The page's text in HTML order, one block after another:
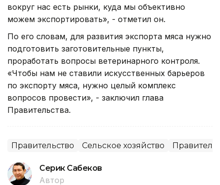
вокруг нас есть рынки, куда мы объективно
можем экспортировать», - отметил он.
По его словам, для развития экспорта мяса нужно
подготовить заготовительные пункты,
проработать вопросы ветеринарного контроля.
«Чтобы нам не ставили искусственных барьеров
по экспорту мяса, нужно целый комплекс
вопросов провести», - заключил глава
Правительства.
Правительство Сельское хозяйство
Серик Сабеков
Автор